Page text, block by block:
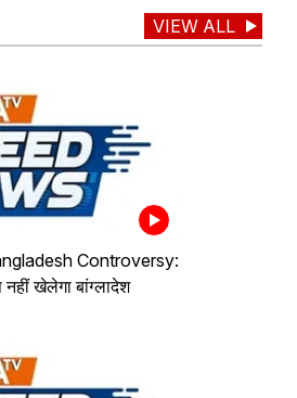
VIEW ALL
Controversy:
खेलेगा बांग्लादेश